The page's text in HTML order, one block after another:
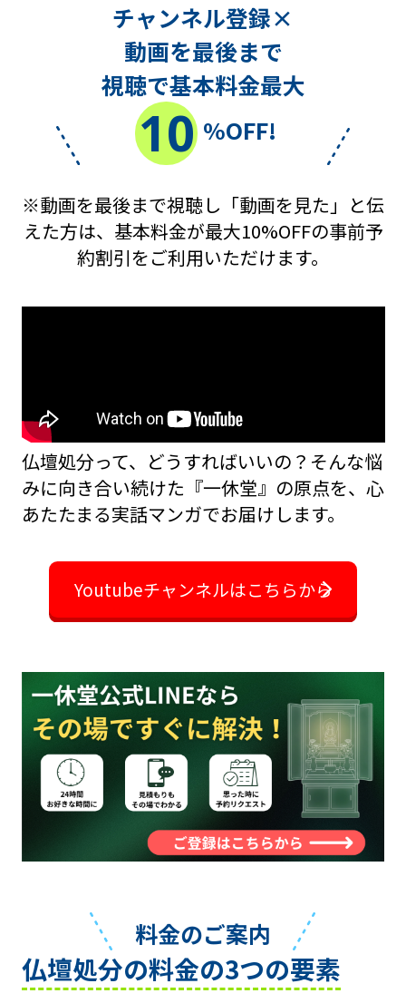
チャンネル登録×
動画を最後まで
視聴で基本料金最大
10 %OFF!
※動画を最後まで視聴し「動画を見た」と伝
えた方は、基本料金が最大10%OFFの事前予
約割引をご利用いただけます。
仏壇処分って、どうすればいいの？――そんな悩
みに向き合い続けた『一休堂』の原点を、 心
あたたまる実話マンガでお届けします。
Youtubeチャンネルはこちらから
料金のご案内
仏壇処分の料金の3つの要素